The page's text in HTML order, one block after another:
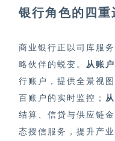
银行角色的四
商业银行正以司库服
略伙伴的蜕变。 从账
行账户，提供全景视
百账户的实时监控；
结算、信贷与供应链
态授信服务，提升产业